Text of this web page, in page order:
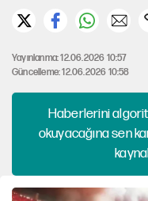
Yayınlanma: 12.06.2026 10:57
Güncelleme: 12.06.2026 10:58
Haberlerini
okuyacağına sen